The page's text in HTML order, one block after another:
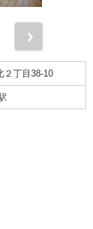
２丁目38-10